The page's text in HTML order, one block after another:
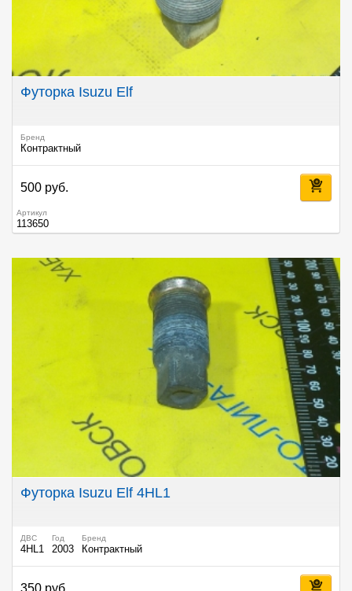
Футорка Isuzu Elf
Бренд
Контрактный
500 руб.
Артикул
113650
Футорка Isuzu Elf 4HL1
ДВС
4HL1
Год
2003
Бренд
Контрактный
350 руб.